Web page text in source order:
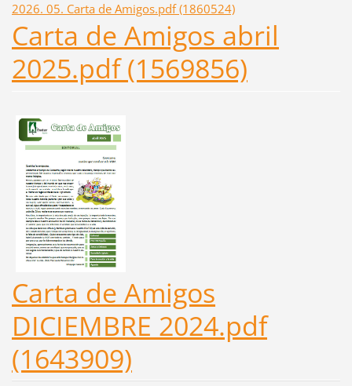
2026. 05. Carta de Amigos.pdf (1860524)
Carta de Amigos abril
2025.pdf (1569856)
Carta de Amigos
DICIEMBRE 2024.pdf
(1643909)